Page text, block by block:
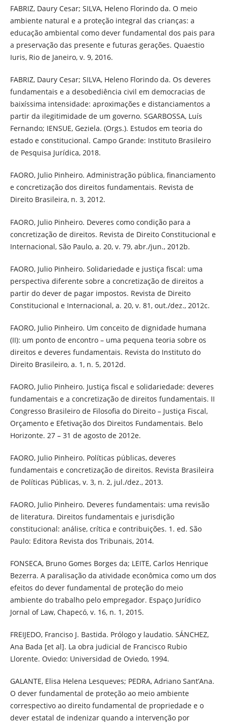
FABRIZ, Daury Cesar; SILVA, Heleno Florindo da. O meio
ambiente natural e a proteção integral das crianças: a
educação ambiental como dever fundamental dos pais para
a preservação das presente e futuras gerações. Quaestio
Iuris, Rio de Janeiro, v. 9, 2016.
FABRIZ, Daury Cesar; SILVA, Heleno Florindo da. Os deveres
fundamentais e a desobediência civil em democracias de
baixíssima intensidade: aproximações e distanciamentos a
partir da ilegitimidade de um governo. SGARBOSSA, Luís
Fernando; IENSUE, Geziela. (Orgs.). Estudos em teoria do
estado e constitucional. Campo Grande: Instituto Brasileiro
de Pesquisa Jurídica, 2018.
FAORO, Julio Pinheiro. Administração pública, financiamento
e concretização dos direitos fundamentais. Revista de
Direito Brasileira, n. 3, 2012.
FAORO, Julio Pinheiro. Deveres como condição para a
concretização de direitos. Revista de Direito Constitucional e
Internacional, São Paulo, a. 20, v. 79, abr./jun., 2012b.
FAORO, Julio Pinheiro. Solidariedade e justiça fiscal: uma
perspectiva diferente sobre a concretização de direitos a
partir do dever de pagar impostos. Revista de Direito
Constitucional e Internacional, a. 20, v. 81, out./dez., 2012c.
FAORO, Julio Pinheiro. Um conceito de dignidade humana
(II): um ponto de encontro – uma pequena teoria sobre os
direitos e deveres fundamentais. Revista do Instituto do
Direito Brasileiro, a. 1, n. 5, 2012d.
FAORO, Julio Pinheiro. Justiça fiscal e solidariedade: deveres
fundamentais e a concretização de direitos fundamentais. II
Congresso Brasileiro de Filosofia do Direito – Justiça Fiscal,
Orçamento e Efetivação dos Direitos Fundamentais. Belo
Horizonte. 27 – 31 de agosto de 2012e.
FAORO, Julio Pinheiro. Políticas públicas, deveres
fundamentais e concretização de direitos. Revista Brasileira
de Políticas Públicas, v. 3, n. 2, jul./dez., 2013.
FAORO, Julio Pinheiro. Deveres fundamentais: uma revisão
de literatura. Direitos fundamentais e jurisdição
constitucional: análise, crítica e contribuições. 1. ed. São
Paulo: Editora Revista dos Tribunais, 2014.
FONSECA, Bruno Gomes Borges da; LEITE, Carlos Henrique
Bezerra. A paralisação da atividade econômica como um dos
efeitos do dever fundamental de proteção do meio
ambiente do trabalho pelo empregador. Espaço Jurídico
Jornal of Law, Chapecó, v. 16, n. 1, 2015.
FREIJEDO, Franciso J. Bastida. Prólogo y laudatio. SÁNCHEZ,
Ana Bada [et al]. La obra judicial de Francisco Rubio
Llorente. Oviedo: Universidad de Oviedo, 1994.
GALANTE, Elisa Helena Lesqueves; PEDRA, Adriano Sant’Ana.
O dever fundamental de proteção ao meio ambiente
correspectivo ao direito fundamental de propriedade e o
dever estatal de indenizar quando a intervenção por